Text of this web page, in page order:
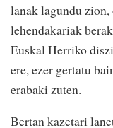
lanak lagundu
lehendakariak
Euskal Herriko
ere, ezer gertatu
erabaki zuten.
Bertan kazetari